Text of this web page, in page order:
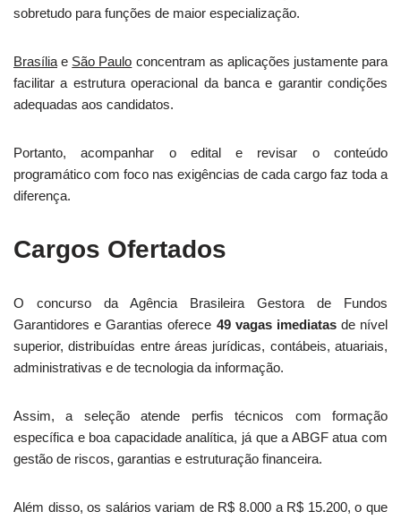
sobretudo para funções de maior especialização.
Brasília e São Paulo concentram as aplicações justamente para
facilitar a estrutura operacional da banca e garantir condições
adequadas aos candidatos.
Portanto, acompanhar o edital e revisar o conteúdo
programático com foco nas exigências de cada cargo faz toda a
diferença.
Cargos Ofertados
O concurso da Agência Brasileira Gestora de Fundos
Garantidores e Garantias oferece 49 vagas imediatasde nível
superior, distribuídas entre áreas jurídicas, contábeis, atuariais,
administrativas e de tecnologia da informação.
Assim, a seleção atende perfis técnicos com formação
específica e boa capacidade analítica, já que a ABGF atua com
gestão de riscos, garantias e estruturação financeira.
Além disso, os salários variam de R$ 8.000 a R$ 15.200, o que